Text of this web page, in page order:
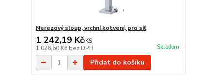
Nerezový sloup, vrchní kotvení, pro síť
1 242,19 Kč/KS
1 026,60 Kč bez DPH Skladem
Přidat do košíku